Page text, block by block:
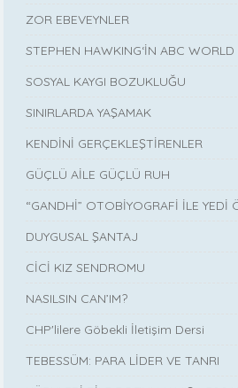
ZOR EBEVEYNLER
STEPHEN HAWKING‘İN ABC
SOSYAL KAYGI BOZUKLUĞU
SINIRLARDA YAŞAMAK
KENDİNİ GERÇEKLEŞTİRENLER
GÜÇLÜ AİLE GÜÇLÜ RUH
“GANDHİ” OTOBİYOGRAFİ İLE YEDİ
DUYGUSAL ŞANTAJ
CİCİ KIZ SENDROMU
NASILSIN CAN’IM?
CHP'lilere Göbekli İletişim Dersi
TEBESSÜM: PARA LİDER VE TANRI